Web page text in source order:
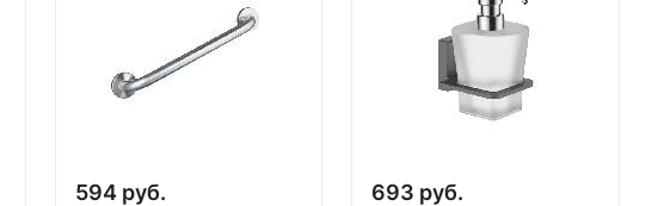
594 руб. 693 руб.